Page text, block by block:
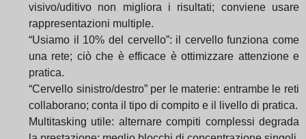
visivo/uditivo non migliora i risultati; conviene usare
rappresentazioni multiple.
“Usiamo il 10% del cervello”: il cervello funziona come
una rete; ciò che è efficace è ottimizzare attenzione e
pratica.
“Cervello sinistro/destro” per le materie: entrambe le reti
collaborano; conta il tipo di compito e il livello di pratica.
Multitasking utile: alternare compiti complessi degrada